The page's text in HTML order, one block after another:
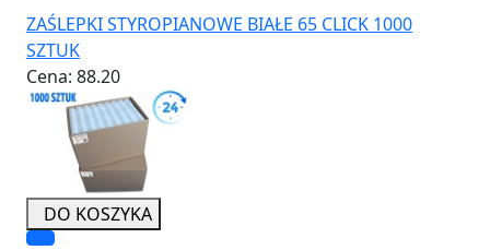
ZAŚLEPKI STYROPIANOWE BIAŁE 65 CLICK 1000
SZTUK
Cena: 88.20
DO KOSZYKA